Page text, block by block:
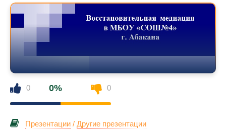
0 0% 0
Презентации / Другие презентации